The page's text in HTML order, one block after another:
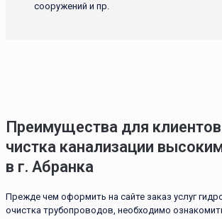
сооружений и пр.
Преимущества для клиентов
чистка канализации
в г. Абранка
Прежде чем оформить на сайте заказ услуг
очистка трубопроводов, необходимо